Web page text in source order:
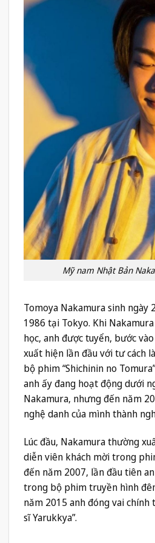
Mỹ nam Nhật Bản
Tomoya Nakamura sinh ngày
1986 tại Tokyo. Khi
học, anh được tuyển, bước
xuất hiện lần đầu với tư cách
bộ phim “Shichinin no
anh ấy đang hoạt động dưới
Nakamura, nhưng đến năm
nghệ danh của mình thành
Lúc đầu, Nakamura thường
diễn viên khách mời trong
đến năm 2007, lần đầu tiên
trong bộ phim truyền hình
năm 2015 anh đóng vai
sĩ Yarukkya”.